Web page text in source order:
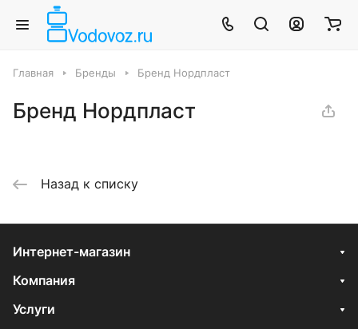
Главная Бренды Бренд Нордпласт
Бренд Нордпласт
Назад к списку
Интернет-магазин
Компания
Услуги